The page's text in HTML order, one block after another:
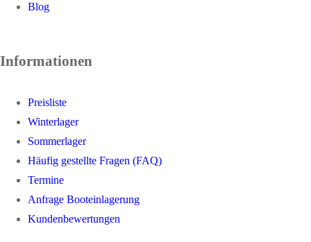
Blog
Informationen
Preisliste
Winterlager
Sommerlager
Häufig gestellte Fragen (FAQ)
Termine
Anfrage Booteinlagerung
Kundenbewertungen